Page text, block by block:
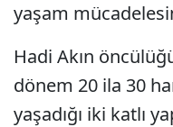
yaşam
Hadi Akın
dönem 20 ila 30
yaşadığı iki katlı